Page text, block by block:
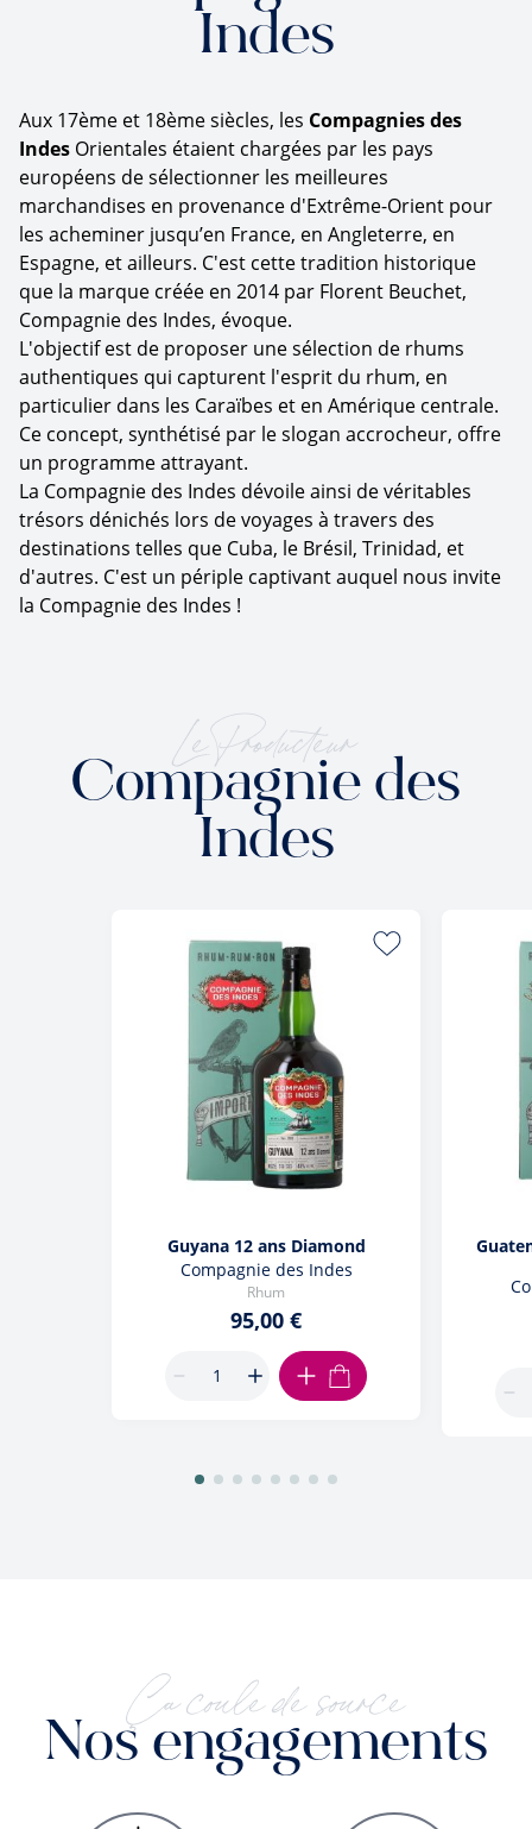
Indes
Aux 17ème et 18ème siècles, les Compagnies des
Indes Orientales étaient chargées par les pays
européens de sélectionner les meilleures
marchandises en provenance d'Extrême-Orient pour
les acheminer jusqu’en France, en Angleterre, en
Espagne, et ailleurs. C'est cette tradition historique
que la marque créée en 2014 par Florent Beuchet,
Compagnie des Indes, évoque.
L'objectif est de proposer une sélection de rhums
authentiques qui capturent l'esprit du rhum, en
particulier dans les Caraïbes et en Amérique centrale.
Ce concept, synthétisé par le slogan accrocheur, offre
un programme attrayant.
La Compagnie des Indes dévoile ainsi de véritables
trésors dénichés lors de voyages à travers des
destinations telles que Cuba, le Brésil, Trinidad, et
d'autres. C'est un périple captivant auquel nous invite
la Compagnie des Indes !
Le Producteur
Compagnie des
Indes
Guyana 12 ans Diamond
Compagnie des Indes
Rhum
95,00 €
AJOUTER AU PANIER
Ça coule de source
Nos engagements